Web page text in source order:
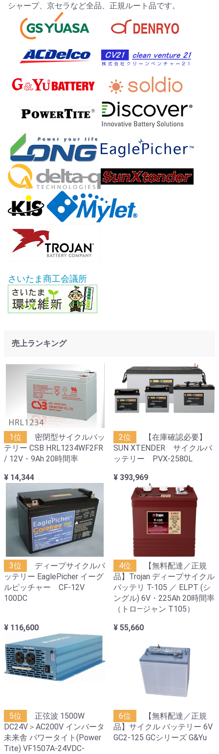
シャープ、京セラなど全品、正規ルート品です。
さいたま商工会議所
売上ランキング
1位
密閉型サイクルバッ
テリー CSB HRL1234WF2FR
/ 12V・9Ah 20時間率
¥ 14,344
2位
【在庫確認必要】
SUN XTENDER サイクルバ
ッテリー PVX-2580L
¥ 393,969
3位
ディープサイクルバ
ッテリー EaglePicher イーグ
ルピッチャー CF-12V
100DC
¥ 116,600
4位
【無料配達／正規
品】Trojan ディープサイクル
バッテリ T-105 ／ ELPT (シ
ングル) 6V・225Ah 20時間率
（トロ―ジャン T105）
¥ 55,660
5位
正弦波 1500W
DC24V＞AC200V インバータ
未来舎 パワータイト(Power
Tite) VF1507A-24VDC-
6位
【無料配達／正規
品】サイクル バッテリー 6V
GC2-125 GCシリーズ G&Yu